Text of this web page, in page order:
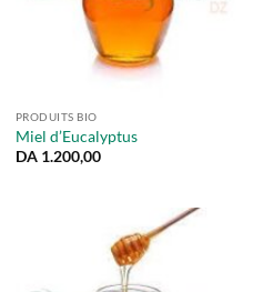
PRODUITS BIO
Miel d’Eucalyptus
DA1.200,00